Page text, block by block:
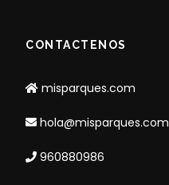
CONTACTENOS
misparques.com
hola@misparques.com
960880986